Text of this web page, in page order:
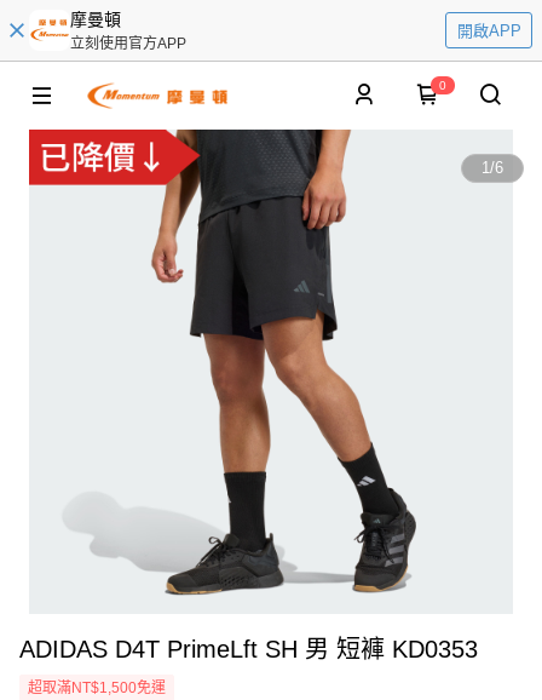
摩曼頓
立刻使用官方APP
開啟APP
0
1/6
ADIDAS D4T PrimeLft SH 男 短褲 KD0353
超取滿NT$1,500免運